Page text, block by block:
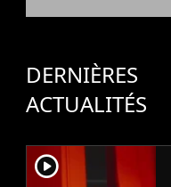
DERNIÈRES
ACTUALITÉS
player2